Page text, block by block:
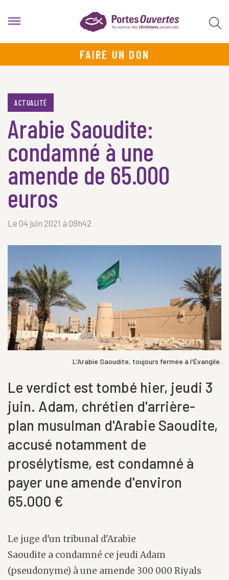
FAIRE UN DON
ACTUALITÉ
Arabie Saoudite:
condamné à une
amende de 65.000
euros
Le 04 juin 2021 à 09h42
L'Arabie Saoudite, toujours fermée à l'Évangile.
Le verdict est tombé hier, jeudi 3
juin. Adam, chrétien d'arrière-
plan musulman d'Arabie Saoudite,
accusé notamment de
prosélytisme, est condamné à
payer une amende d'environ
65.000 €
Le juge d'un tribunal d'Arabie
Saoudite a condamné ce jeudi Adam
(pseudonyme) à une amende 300 000 Riyals